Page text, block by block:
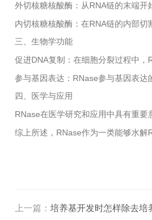
外切核糖核酸酶：从RNA链的末端开
内切核糖核酸酶：在RNA链的内部切
三、生物学功能
促进DNA复制：在细胞分裂过程中，
参与基因表达： RNase参与基因表达
四、医学与应用
RNase在医学研究和应用中具有重要
综上所述， RNase作为一类能够水解
上一篇： 培养基开发时怎样除去培